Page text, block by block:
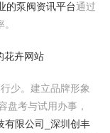
的泵阀资讯平台通过
花卉网站
少。建立品牌形象
盘考与试用办事，
有限公司_深圳创丰